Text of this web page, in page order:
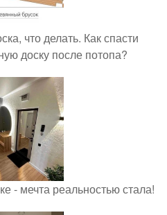
что делать. Как спасти
доску после потопа?
- мечта реальностью стала!